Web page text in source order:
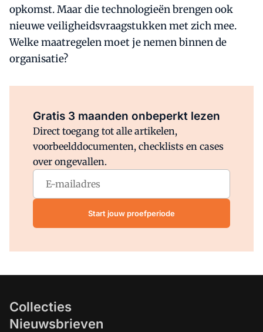
opkomst. Maar die technologieën brengen ook
nieuwe veiligheidsvraagstukken met zich mee.
Welke maatregelen moet je nemen binnen de
organisatie?
Gratis 3 maanden onbeperkt lezen
Direct toegang tot alle artikelen,
voorbeelddocumenten, checklists en cases
over ongevallen.
Start jouw proefperiode
Collecties
Nieuwsbrieven